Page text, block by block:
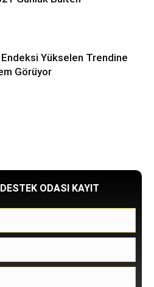
Yükselen Trendine
Görüyor
ODASI KAYIT